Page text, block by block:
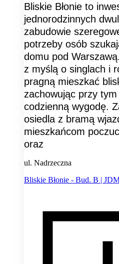
Bliskie Błonie to
jednorodzinnych
zabudowie
potrzeby osób
domu pod
z myślą o singlach i
pragną mieszkać
zachowując przy
codzienną wygodę.
osiedla z bramą
mieszkańcom
oraz
ul. Nadrzeczna
Bliskie Błonie - Bud. B |